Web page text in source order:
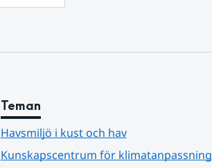
Teman
Havsmiljö i kust och hav
Kunskapscentrum för klimatanpassning